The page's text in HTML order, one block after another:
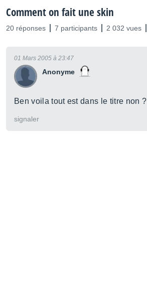
Comment on fait une skin
20 réponses 7 participants 2 032 vues
Anonyme
01 Mars 2005 à 23:47
Ben voila tout est dans le titre non ?
signaler